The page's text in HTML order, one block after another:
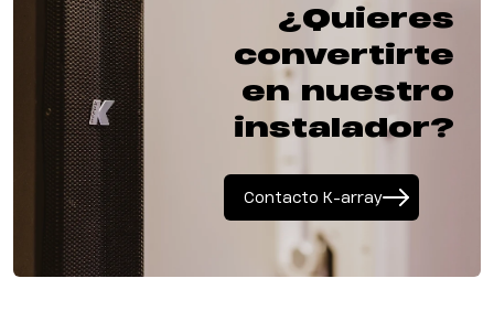
¿Quieres
convertirte
en nuestro
instalador?
Contacto K-array